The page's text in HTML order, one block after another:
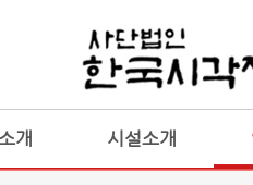
개 시설소개